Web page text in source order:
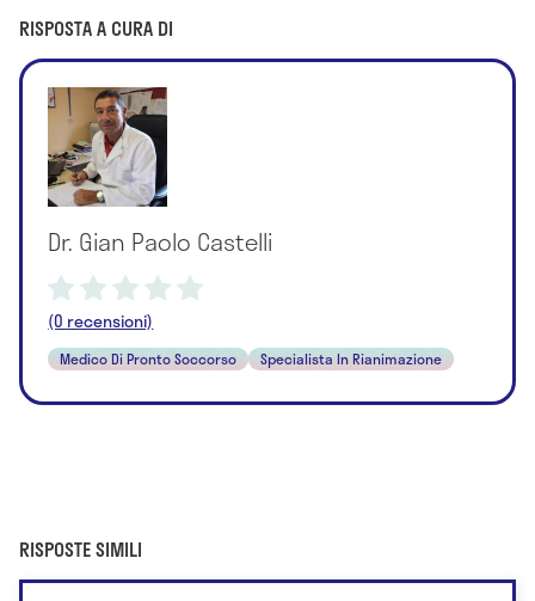
RISPOSTA A CURA DI
Dr. Gian Paolo Castelli
(0 recensioni)
Medico Di Pronto Soccorso Specialista In Rianimazione
RISPOSTE SIMILI